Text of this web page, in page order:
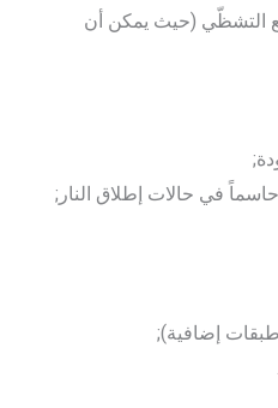
التشظّي (حيث يمكن أن
في حالات إطلاق النار;
إضافية);